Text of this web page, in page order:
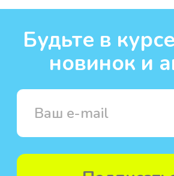
Евангелие произвело сильное
для себя догматическую красоту
Православия...
Так он стал христианином, а
впоследствии и священником –
Юрий (по-церковному Георгий)
Максимов в 1996 году...
Длина видео